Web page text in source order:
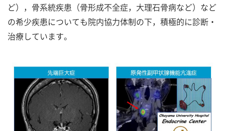
ど），骨系統疾患（骨形成不全症，大理石骨病など）など
の希少疾患についても院内協力体制の下，積極的に診断・
治療しています。